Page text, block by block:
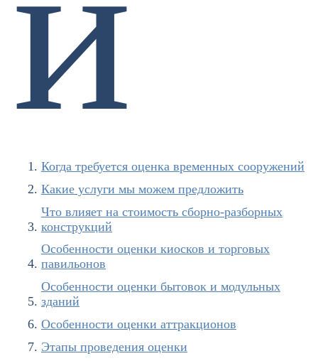
Когда требуется оценка временных сооружений
Какие услуги мы можем предложить
Что влияет на стоимость сборно-разборных
конструкций
Особенности оценки киосков и торговых
павильонов
Особенности оценки бытовок и модульных
зданий
Особенности оценки аттракционов
Этапы проведения оценки